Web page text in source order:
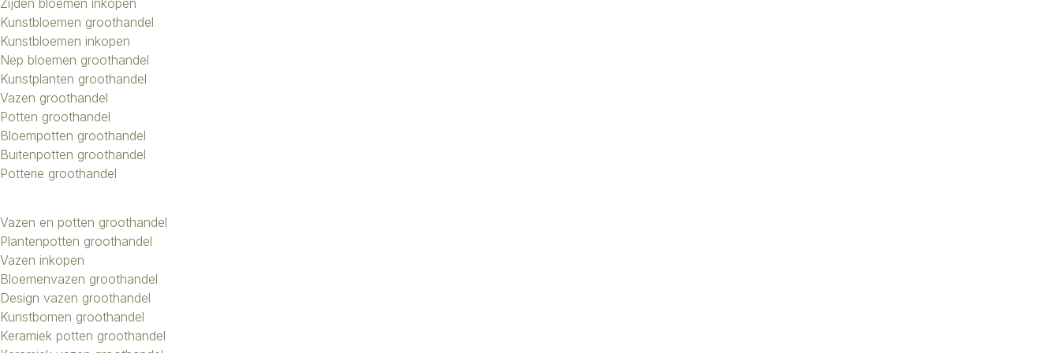
Kunstbloemen groothandel
Kunstbloemen inkopen
Nep bloemen groothandel
Kunstplanten groothandel
Vazen groothandel
Potten groothandel
Bloempotten groothandel
Buitenpotten groothandel
Potterie groothandel
Vazen en potten groothandel
Plantenpotten groothandel
Vazen inkopen
Bloemenvazen groothandel
Design vazen groothandel
Kunstbomen groothandel
Keramiek potten groothandel